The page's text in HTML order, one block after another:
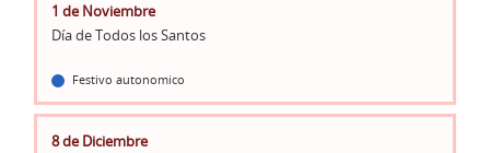
1 de Noviembre
Día de Todos los Santos
Festivo autonomico
8 de Diciembre